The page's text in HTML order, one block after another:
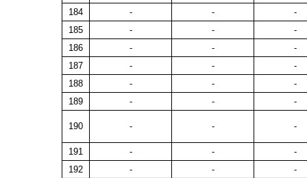
184
- -
-
185
- -
-
186
- -
-
187
- -
-
188
- -
-
189
- - -
190 - - -
191 - -
-
192
- -
-